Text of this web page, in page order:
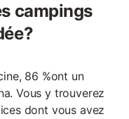
campings
86 %ont un
Vous y trouverez
dont vous avez